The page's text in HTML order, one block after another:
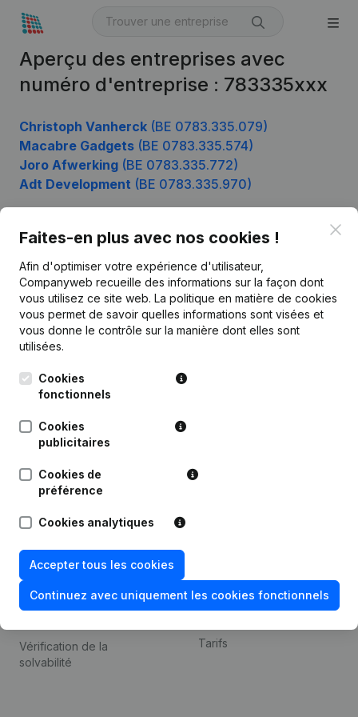
Aperçu des entreprises avec
numéro d'entreprise : 783335xxx
Christoph Vanherck (BE 0783.335.079)
Macabre Gadgets (BE 0783.335.574)
Joro Afwerking (BE 0783.335.772)
Adt Development (BE 0783.335.970)
Faites-en plus avec nos cookies !
Afin d'optimiser votre expérience d'utilisateur,
Companyweb recueille des informations sur la façon dont
vous utilisez ce site web. La politique en matière de cookies
vous permet de savoir quelles informations sont visées et
vous donne le contrôle sur la manière dont elles sont
utilisées.
Cookies
fonctionnels
Cookies
publicitaires
Cookies de
préférence
Cookies analytiques
Accepter tous les cookies
Continuez avec uniquement les cookies fonctionnels
Français
Leuvensesteenweg
248D,
Produit
Informations d’entreprise
Monitoring
Recherche internationale
Thème
de la fraude
Consulter des comptes
annuels
Recherche de numéro de
Vérification de la
solvabilité
Contact
Tarifs